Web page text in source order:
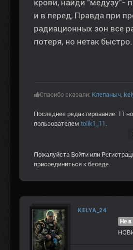
крови, найди "медузу"-
и в перед, Правда при
радиационных зон все
потеря, но нетак быстро.
Спасибо сказали: Клепаныч,
Последнее редактирование: 11
пользователем tolik1_11 .
Пожалуйста Войти или
присоединиться к беседе.
KELYA_24
Не в